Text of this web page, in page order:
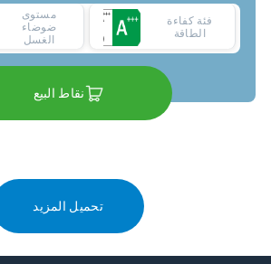
فئة كفاءة
الطاقة
مستوى
ضوضاء
الغسل
نقاط البيع
تحميل المزيد